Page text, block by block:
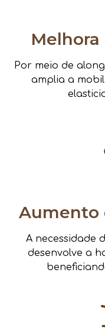
Por meio de
amplia a
Aumento
A necessidade
desenvolve a